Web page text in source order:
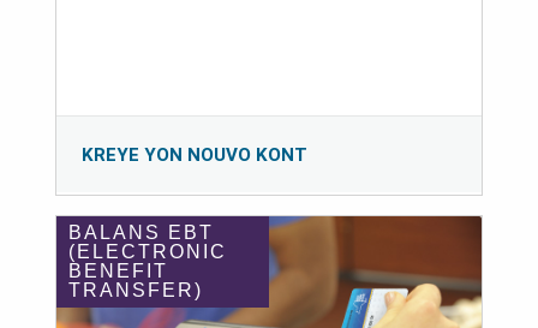
KREYE YON NOUVO KONT
BALANS EBT
(ELECTRONIC
BENEFIT
TRANSFER)